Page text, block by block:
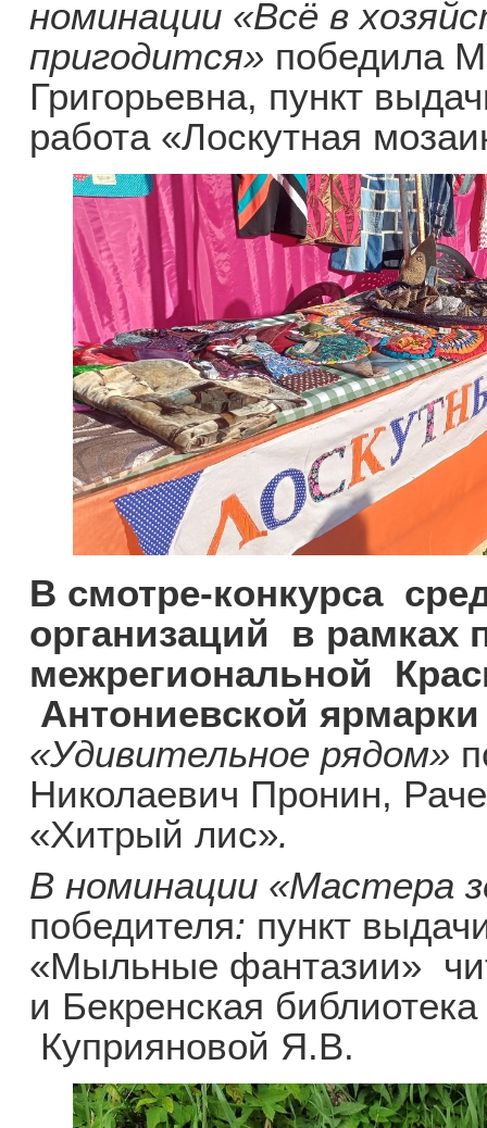
номинации «Всё в
пригодится» победила
Григорьевна, пункт
работа «Лоскутная
В смотре-конкурса
организаций в рамках
межрегиональной
Антониевской
«Удивительное рядом»
Николаевич Пронин,
«Хитрый лис».
В номинации «Мастера
победителя: пункт
«Мыльные фантазии»
и Бекренская
Куприяновой Я.В.